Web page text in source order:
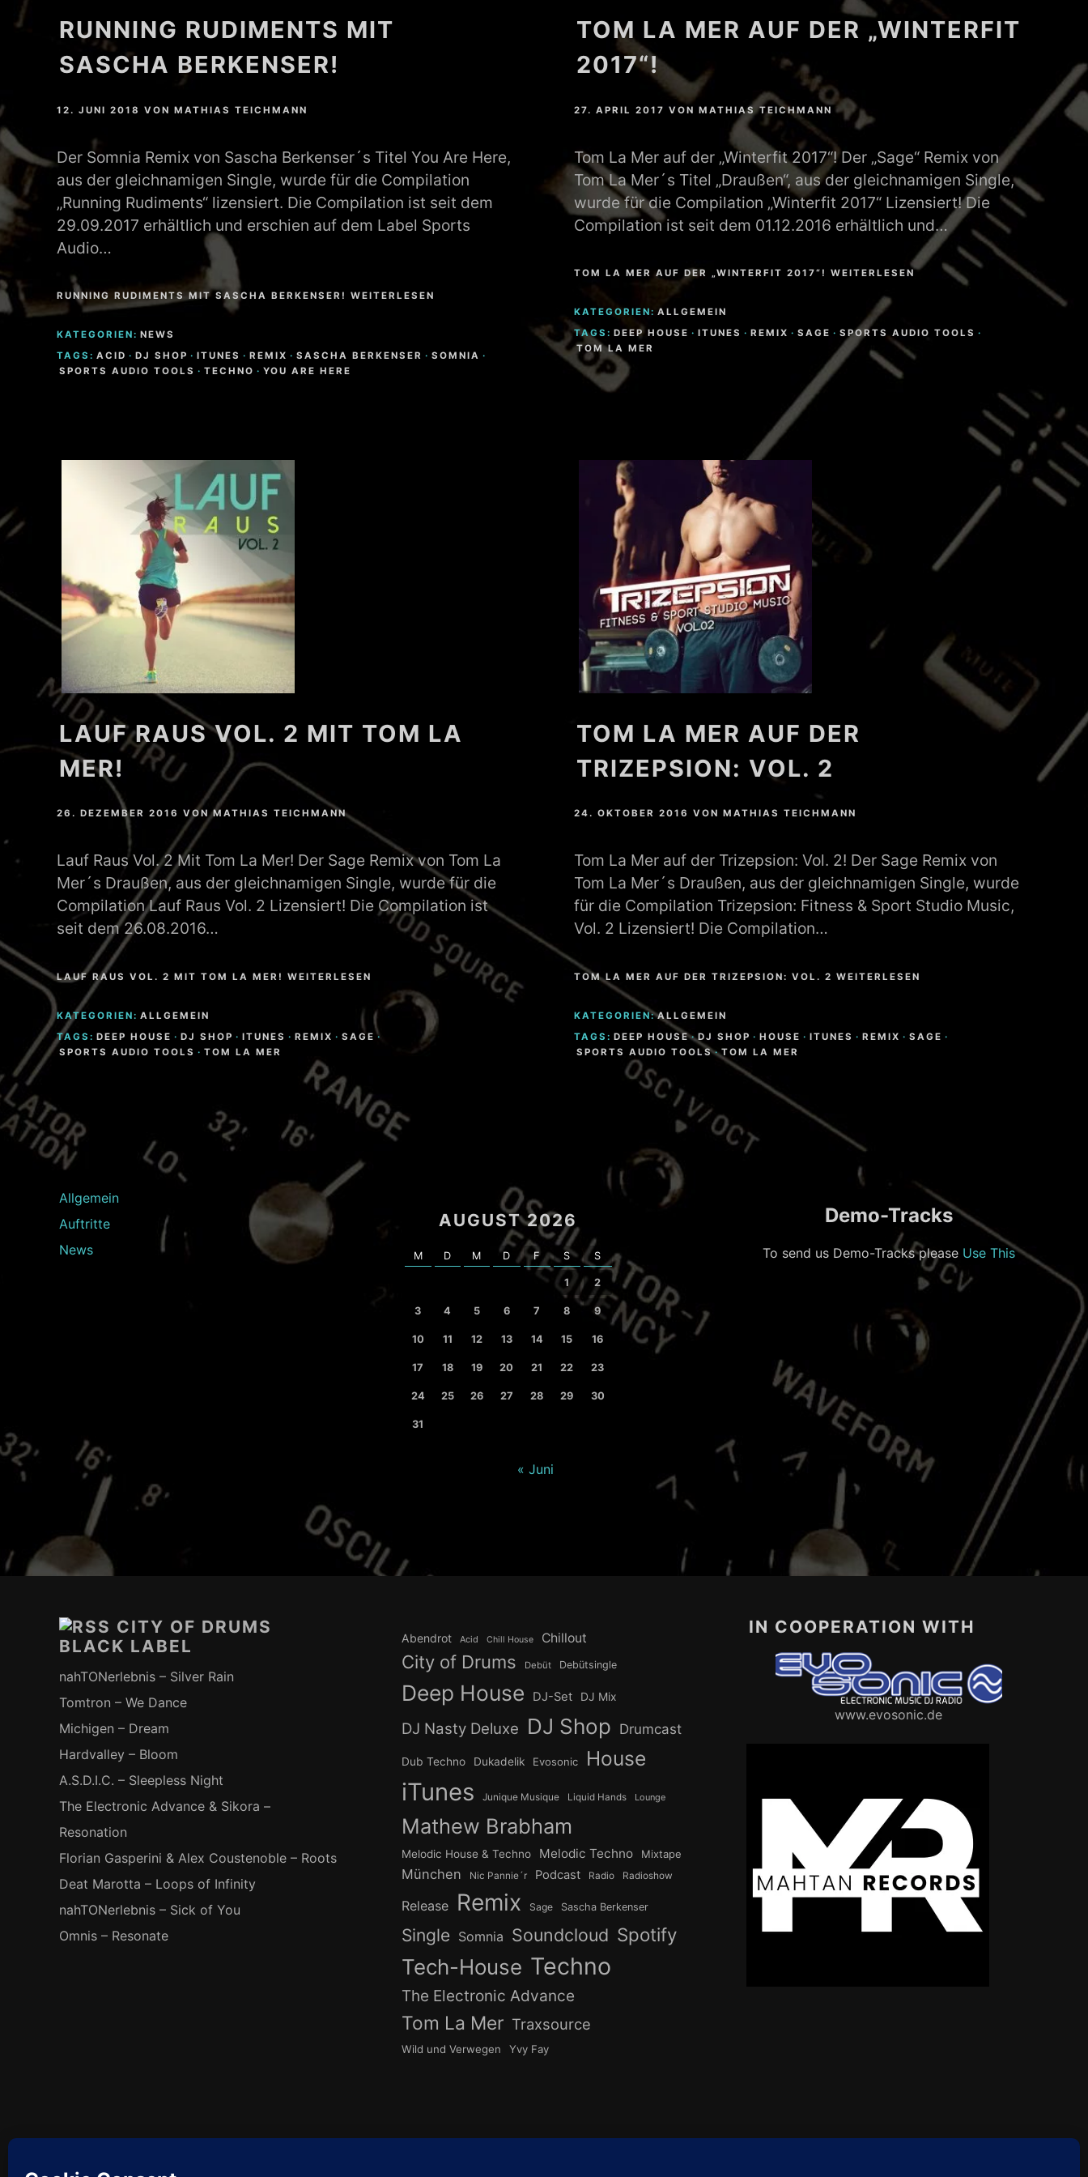
MATHEW BRABHAM
DREA PERLON
FRIEDER MORNEWEG
RUNNING RUDIMENTS MIT
SASCHA BERKENSER!
12. JUNI 2018 VONMATHIAS TEICHMANN
Der Somnia Remix von Sascha Berkenser´s Titel You Are Here,
aus der gleichnamigen Single, wurde für die Compilation
„Running Rudiments“ lizensiert. Die Compilation ist seit dem
29.09.2017 erhältlich und erschien auf dem Label Sports
Audio…
RUNNING RUDIMENTS MIT SASCHA BERKENSER! WEITERLESEN
KATEGORIEN: NEWS
TAGS: ACID · DJ SHOP · ITUNES · REMIX · SASCHA BERKENSER · SOMNIA ·
SPORTS AUDIO TOOLS · TECHNO · YOU ARE HERE
TOM LA MER AUF DER „WINTERFIT
2017“!
27. APRIL 2017 VON MATHIAS TEICHMANN
Tom La Mer auf der „Winterfit 2017“! Der „Sage“ Remix von
Tom La Mer´s Titel „Draußen“, aus der gleichnamigen Single,
wurde für die Compilation „Winterfit 2017“ Lizensiert! Die
Compilation ist seit dem 01.12.2016 erhältlich und…
TOM LA MER AUF DER „WINTERFIT 2017“! WEITERLESEN
KATEGORIEN: ALLGEMEIN
TAGS: DEEP HOUSE · ITUNES · REMIX · SAGE · SPORTS AUDIO TOOLS ·
TOM LA MER
LAUF RAUS VOL. 2 MIT TOM LA
MER!
26. DEZEMBER 2016 VONMATHIAS TEICHMANN
Lauf Raus Vol. 2 Mit Tom La Mer! Der Sage Remix von Tom La
Mer´s Draußen, aus der gleichnamigen Single, wurde für die
Compilation Lauf Raus Vol. 2 Lizensiert! Die Compilation ist
seit dem 26.08.2016…
LAUF RAUS VOL. 2 MIT TOM LA MER! WEITERLESEN
KATEGORIEN: ALLGEMEIN
TAGS: DEEP HOUSE · DJ SHOP · ITUNES · REMIX · SAGE ·
SPORTS AUDIO TOOLS · TOM LA MER
TOM LA MER AUF DER
TRIZEPSION: VOL. 2
24. OKTOBER 2016 VON MATHIAS TEICHMANN
Tom La Mer auf der Trizepsion: Vol. 2! Der Sage Remix von
Tom La Mer´s Draußen, aus der gleichnamigen Single, wurde
für die Compilation Trizepsion: Fitness & Sport Studio Music,
Vol. 2 Lizensiert! Die Compilation…
TOM LA MER AUF DER TRIZEPSION: VOL. 2 WEITERLESEN
KATEGORIEN: ALLGEMEIN
TAGS: DEEP HOUSE · DJ SHOP · HOUSE · ITUNES · REMIX · SAGE ·
SPORTS AUDIO TOOLS · TOM LA MER
Allgemein
Auftritte
News
AUGUST 2026
M D M D F S S
1 2
3 4 5 6 7 8 9
10 11 12 13 14 15 16
17 18 19 20 21 22 23
24 25 26 27 28 29 30
31
« Juni
Demo-Tracks
To send us Demo-Tracks please Use This
CITY OF DRUMS
BLACK LABEL
nahTONerlebnis – Silver Rain
Tomtron – We Dance
Michigen – Dream
Hardvalley – Bloom
A.S.D.I.C. – Sleepless Night
The Electronic Advance & Sikora –
Resonation
Florian Gasperini & Alex Coustenoble – Roots
Deat Marotta – Loops of Infinity
nahTONerlebnis – Sick of You
Omnis – Resonate
Abendrot Acid Chill House Chillout
City of Drums Debüt Debütsingle
Deep House DJ-Set DJ Mix
DJ Nasty Deluxe DJ Shop Drumcast
Dub Techno Dukadelik Evosonic House
iTunes Junique Musique Liquid Hands Lounge
Mathew Brabham
Melodic House & Techno Melodic Techno Mixtape
München Nic Pannie´r Podcast Radio Radioshow
Release Remix Sage Sascha Berkenser
Single Somnia Soundcloud Spotify
Tech-House Techno
The Electronic Advance
Tom La Mer Traxsource
Wild und Verwegen Yvy Fay
IN COOPERATION WITH
www.evosonic.de